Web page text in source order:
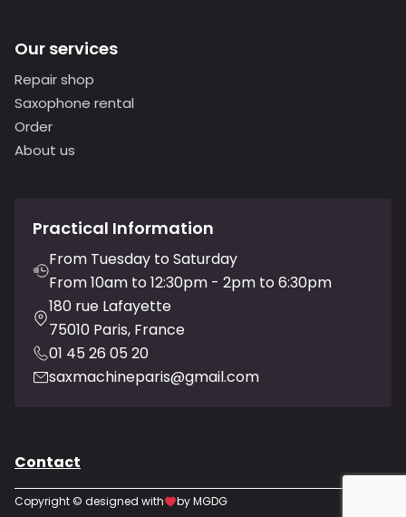
Our services
Repair shop
Saxophone rental
Order
About us
Practical Information
From Tuesday to Saturday
From 10am to 12:30pm - 2pm to 6:30pm
180 rue Lafayette
75010 Paris, France
01 45 26 05 20
saxmachineparis@gmail.com
Contact
Copyright © designed with by MGDG